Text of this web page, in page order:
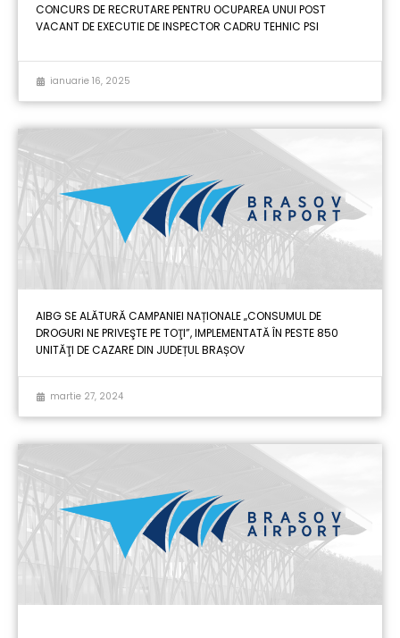
CONCURS DE RECRUTARE PENTRU OCUPAREA UNUI POST
VACANT DE EXECUTIE DE INSPECTOR CADRU TEHNIC PSI
ianuarie 16, 2025
AIBG SE ALĂTURĂ CAMPANIEI NAȚIONALE „CONSUMUL DE
DROGURI NE PRIVEŞTE PE TOŢI”, IMPLEMENTATĂ ÎN PESTE 850
UNITĂŢI DE CAZARE DIN JUDEȚUL BRAȘOV
martie 27, 2024